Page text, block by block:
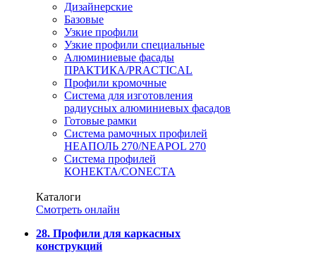
Дизайнерские
Базовые
Узкие профили
Узкие профили специальные
Алюминиевые фасады
ПРАКТИКА/PRACTICAL
Профили кромочные
Система для изготовления
радиусных алюминиевых фасадов
Готовые рамки
Система рамочных профилей
НЕАПОЛЬ 270/NEAPOL 270
Система профилей
КОНЕКТА/CONECTA
Каталоги
Смотреть онлайн
28. Профили для каркасных
конструкций